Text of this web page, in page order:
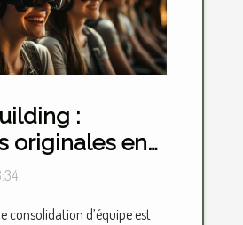
:
originales en
et en virtuel
consolidation d’équipe est